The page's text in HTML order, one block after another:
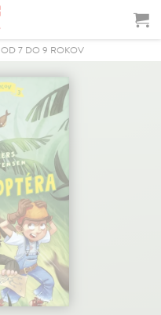
OD 7 DO 9 ROKOV